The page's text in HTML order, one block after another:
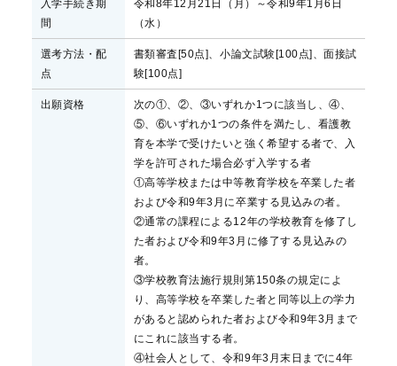
入学手続き期
間
令和8年12月21日（月）～令和9年1月6日
（水）
選考方法・配
点
書類審査[50点]、小論文試験[100点]、面接試
験[100点]
出願資格
次の①、②、③いずれか1つに該当し、④、
⑤、⑥いずれか1つの条件を満たし、看護教
育を本学で受けたいと強く希望する者で、入
学を許可された場合必ず入学する者
①高等学校または中等教育学校を卒業した者
および令和9年3月に卒業する見込みの者。
②通常の課程による12年の学校教育を修了し
た者および令和9年3月に修了する見込みの
者。
③学校教育法施行規則第150条の規定によ
り、高等学校を卒業した者と同等以上の学力
があると認められた者および令和9年3月まで
にこれに該当する者。
④社会人として、令和9年3月末日までに4年